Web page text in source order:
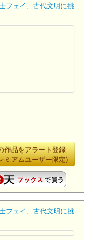
フェイ、古代文明に挑
作品をアラート登録
ミアムユーザー限定)
フェイ、古代文明に挑